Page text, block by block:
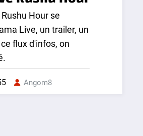
Hour se
Live, un trailer, un
flux d'infos, on
Angom8